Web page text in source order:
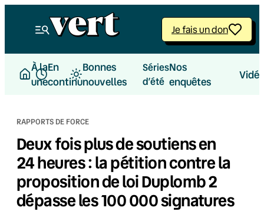
Je fais un don
À la
une
En
continu
Bonnes
nouvelles
Séries
d’été
Nos
enquêtes
RAPPORTS DE FORCE
Deux fois plus de soutiens en
24 heures : la pétition contre la
proposition de loi Duplomb 2
dépasse les 100 000 signatures